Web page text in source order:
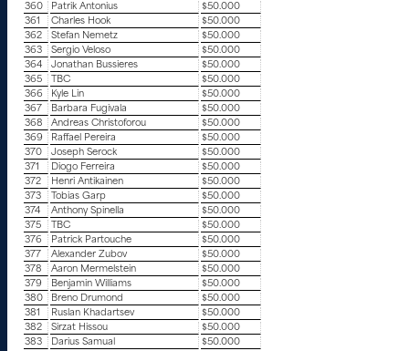
360
Patrik Antonius
$50.000
361
Charles Hook
$50.000
362
Stefan Nemetz
$50.000
363
Sergio Veloso
$50.000
364
Jonathan Bussieres
$50.000
365
TBC
$50.000
366
Kyle Lin
$50.000
367
Barbara Fugivala
$50.000
368
Andreas Christoforou
$50.000
369
Raffael Pereira
$50.000
370
Joseph Serock
$50.000
371
Diogo Ferreira
$50.000
372
Henri Antikainen
$50.000
373
Tobias Garp
$50.000
374
Anthony Spinella
$50.000
375
TBC
$50.000
376
Patrick Partouche
$50.000
377
Alexander Zubov
$50.000
378
Aaron Mermelstein
$50.000
379
Benjamin Williams
$50.000
380
Breno Drumond
$50.000
381
Ruslan Khadartsev
$50.000
382
Sirzat Hissou
$50.000
383
Darius Samual
$50.000